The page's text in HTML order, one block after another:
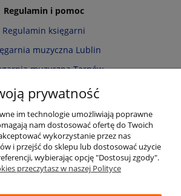
Regulamin i pomoc
Regulamin księgarni
muzyczna Lublin
muzyczna Tarnów
Informacja o cookies
Zwroty i reklamacje
Moje konto
Twoje zamówienia
prywatność
im technologie umożliwiają poprawne
nam dostosować ofertę do Twoich
wykorzystanie przez nas
i przejść do sklepu lub dostosować użycie
wybierając opcję "Dostosuj zgody".
przeczytasz w naszej Polityce